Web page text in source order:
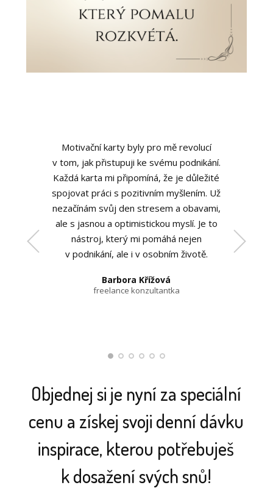
Motivační karty byly pro mě revolucí
v tom, jak přistupuji ke svému podnikání.
Každá karta mi připomíná, že je důležité
spojovat práci s pozitivním myšlením. Už
nezačínám svůj den stresem a obavami,
ale s jasnou a optimistickou myslí. Je to
nástroj, který mi pomáhá nejen
v podnikání, ale i v osobním životě.
Barbora Křížová
freelance konzultantka
Jana Dvařáková
zakladatelka e-shopu
Klára Hrušková
Michaela Vrbová
marketingová specialistka
Petra Nováková
Objednej si je nyní za speciální
cenu a získej svoji denní dávku
inspirace, kterou potřebuješ
k dosažení svých snů!